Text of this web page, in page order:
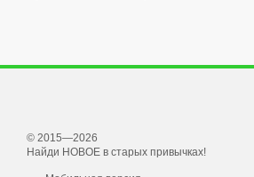
© 2015—2026
Найди НОВОЕ в старых привычках!